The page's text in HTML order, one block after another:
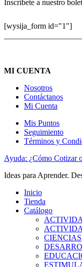
Inscríbete a nuestro
[wysija_form id="1"]
MI CUENTA
Nosotros
Contáctanos
Mi Cuenta
Mis Puntos
Seguimiento
Términos y
Ayuda: ¿Cómo Cotizar
Ideas para Aprender.
Inicio
Tienda
Catálogo
CIENCIAS